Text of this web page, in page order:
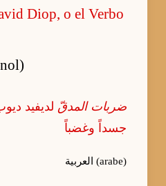
Diop, o el Verbo
ضربات المدقّ لديفيد
جسداً وغضباً
العربية (arabe)